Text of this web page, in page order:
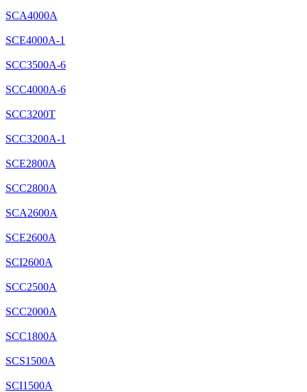
SCA4000A
SCE4000A-1
SCC3500A-6
SCC4000A-6
SCC3200T
SCC3200A-1
SCE2800A
SCC2800A
SCA2600A
SCE2600A
SCI2600A
SCC2500A
SCC2000A
SCC1800A
SCS1500A
SCI1500A